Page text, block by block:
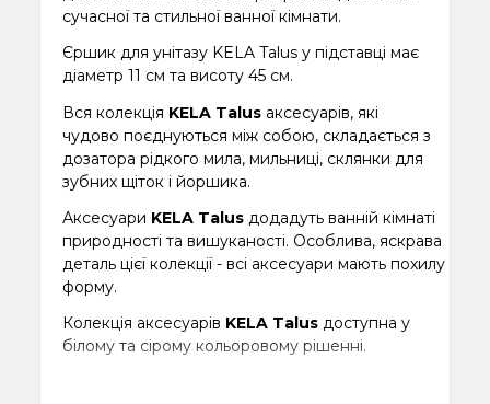
сучасної та стильної ванної кімнати.
Єршик для унітазу KELA Talus у підставці має
діаметр 11 см та висоту 45 см.
Вся колекція KELA Talus аксесуарів, які
чудово поєднуються між собою, складається з
дозатора рідкого мила, мильниці, склянки для
зубних щіток і йоршика.
Аксесуари KELA Talus додадуть ванній кімнаті
природності та вишуканості. Особлива, яскрава
деталь цієї колекції - всі аксесуари мають похилу
форму.
Колекція аксесуарів KELA Talus доступна у
білому та сірому кольоровому рішенні.